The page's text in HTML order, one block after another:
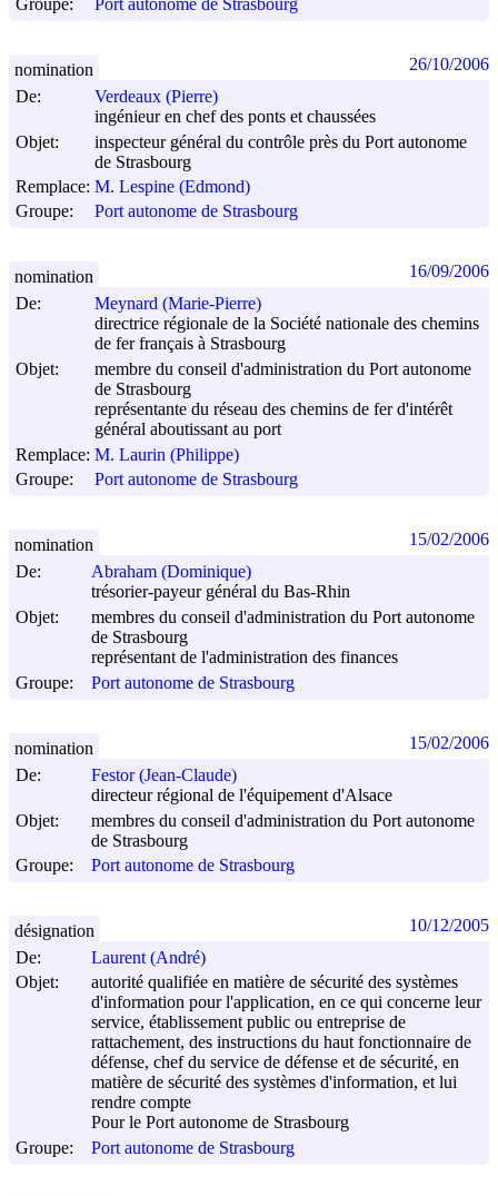
Groupe: Port autonome de Strasbourg
De:
Verdeaux (Pierre)
ingénieur en chef des ponts et chaussées
Objet:
inspecteur général du contrôle près du Port autonome
de Strasbourg
Remplace: M. Lespine (Edmond)
Groupe:
Port autonome de Strasbourg
nomination 26/10/2006
De:
Meynard (Marie-Pierre)
directrice régionale de la Société nationale des chemins
de fer français à Strasbourg
Objet:
membre du conseil d'administration du Port autonome
de Strasbourg
représentante du réseau des chemins de fer d'intérêt
général aboutissant au port
Remplace: M. Laurin (Philippe)
Groupe:
Port autonome de Strasbourg
nomination 16/09/2006
De:
Abraham (Dominique)
trésorier-payeur général du Bas-Rhin
Objet:
membres du conseil d'administration du Port autonome
de Strasbourg
représentant de l'administration des finances
Groupe:
Port autonome de Strasbourg
nomination 15/02/2006
De:
Festor (Jean-Claude)
directeur régional de l'équipement d'Alsace
Objet:
membres du conseil d'administration du Port autonome
de Strasbourg
Groupe:
Port autonome de Strasbourg
nomination 15/02/2006
De:
Laurent (André)
Objet:
autorité qualifiée en matière de sécurité des systèmes
d'information pour l'application, en ce qui concerne leur
service, établissement public ou entreprise de
rattachement, des instructions du haut fonctionnaire de
défense, chef du service de défense et de sécurité, en
matière de sécurité des systèmes d'information, et lui
rendre compte
Pour le Port autonome de Strasbourg
Groupe:
Port autonome de Strasbourg
désignation 10/12/2005